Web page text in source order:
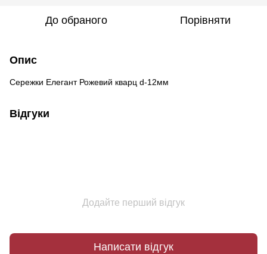
До обраного Порівняти
Опис
Сережки Елегант Рожевий кварц d-12мм
Відгуки
Додайте перший відгук
Написати відгук